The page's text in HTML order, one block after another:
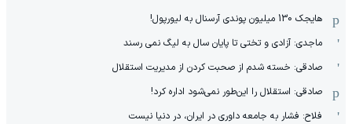
هایجک 130 میلیون پوندی آرسنال به لیورپول!
ماجدی: آزادی و تختی تا پایان سال به لیگ نمی رسند
صادقی: خسته شدم از صحبت کردن از مدیریت استقلال
صادقی: استقلال را این‌طور نمی‌شود اداره کرد!
فلاح: فشار به جامعه داوری در ایران، در دنیا نیست